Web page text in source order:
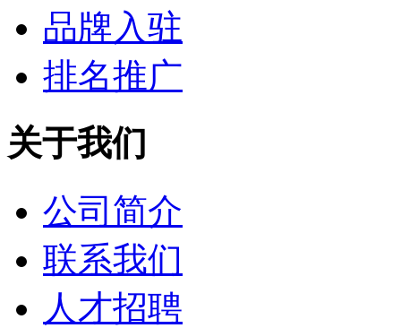
品牌入驻
排名推广
关于我们
公司简介
联系我们
人才招聘